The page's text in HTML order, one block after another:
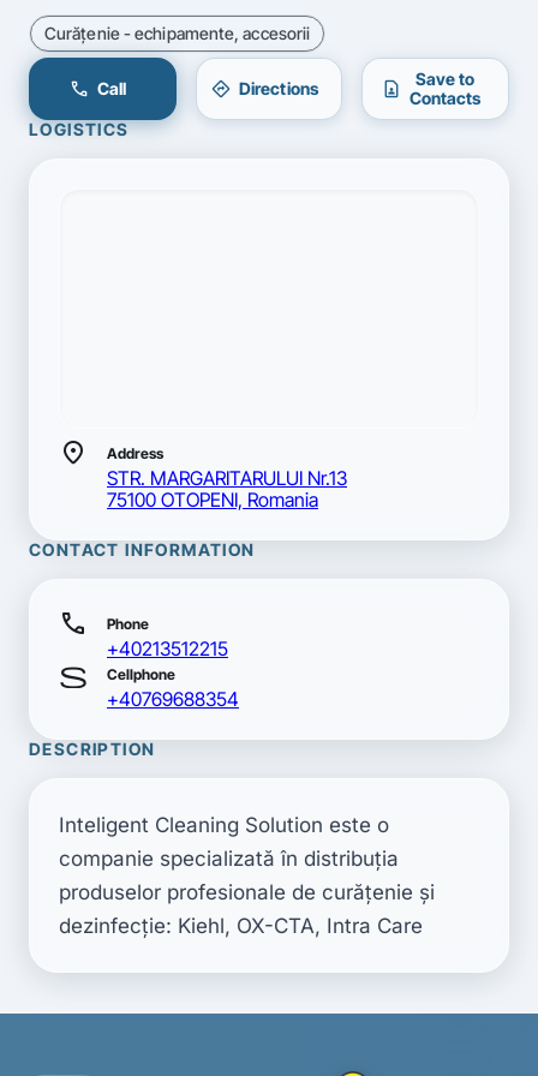
Curăţenie - echipamente, accesorii
call Call directions Directions contact_page
Save to
Contacts
LOGISTICS
location_on Address
STR. MARGARITARULUI Nr.13
75100 OTOPENI, Romania
CONTACT INFORMATION
call Phone
+40213512215
smartphone
Cellphone
+40769688354
DESCRIPTION
Inteligent Cleaning Solution este o
companie specializată în distribuţia
produselor profesionale de curăţenie şi
dezinfecţie: Kiehl, OX-CTA, Intra Care